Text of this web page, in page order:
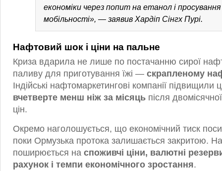
економіки через попит на етанол і просування
мобільності», — заявив Хардіп Сінгх Пурі.
Нафтовий шок і ціни на пальне
Криза вдарила не лише по постачанню сирої
паливу для приготування їжі — скрапленому
Індійські нафтомаркетингові компанії підвищили
вчетверте менш ніж за місяць після
цін.
Окремо наголошується, що економічний тиск
поки Ормузька протока залишається закритою.
поширюється на споживчі ціни, валютні
рахунок і темпи економічного зростання.